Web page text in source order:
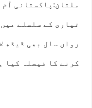
ملتان:پاکستانی
تیاری کے سلسلے
رواں سال بھی ڈیڈھ
کرنے کا فیصلہ کیا
04:00